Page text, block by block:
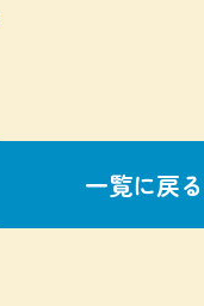
一覧に戻る